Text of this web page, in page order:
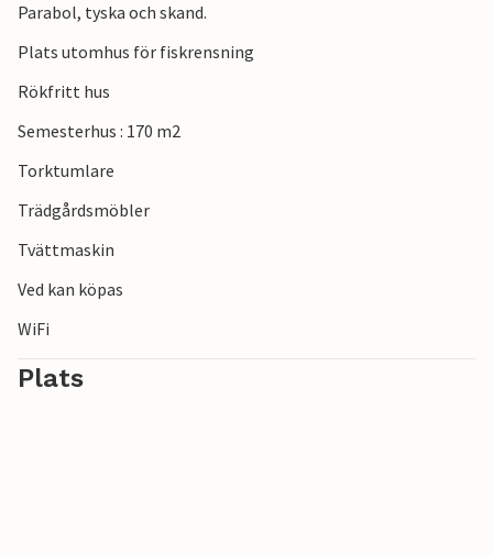
Parabol, tyska och skand.
Plats utomhus för fiskrensning
Rökfritt hus
Semesterhus : 170 m2
Torktumlare
Trädgårdsmöbler
Tvättmaskin
Ved kan köpas
WiFi
Plats